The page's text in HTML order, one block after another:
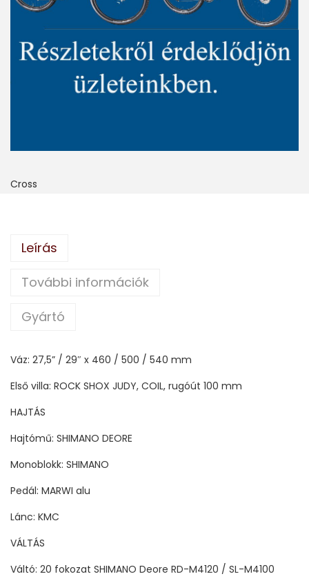
Cross
Leírás
További információk
Gyártó
Váz: 27,5” / 29″ x 460 / 500 / 540 mm
Első villa: ROCK SHOX JUDY, COIL, rugóút 100 mm
HAJTÁS
Hajtómű: SHIMANO DEORE
Monoblokk: SHIMANO
Pedál: MARWI alu
Lánc: KMC
VÁLTÁS
Váltó: 20 fokozat SHIMANO Deore RD-M4120 / SL-M4100